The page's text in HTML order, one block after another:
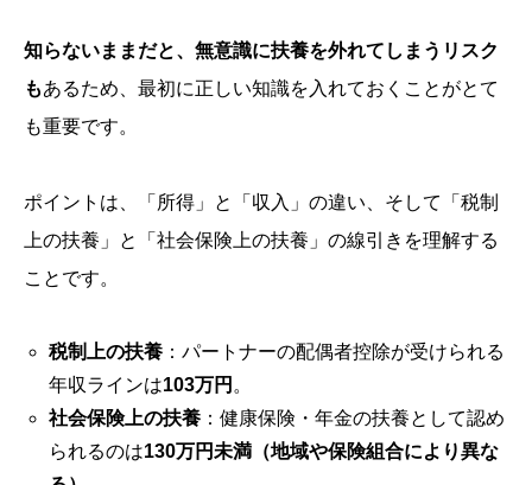
知らないままだと、無意識に扶養を外れてしまうリスク
もあるため、最初に正しい知識を入れておくことがとて
も重要です。
ポイントは、「所得」と「収入」の違い、そして「税制
上の扶養」と「社会保険上の扶養」の線引きを理解する
ことです。
税制上の扶養：パートナーの配偶者控除が受けられる
年収ラインは103万円 。
社会保険上の扶養：健康保険・年金の扶養として認め
られるのは130万円未満（地域や保険組合により異な